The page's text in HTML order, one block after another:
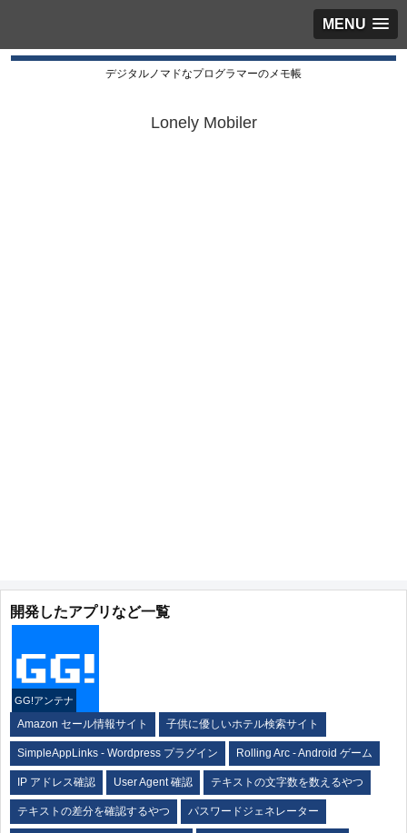
MENU
デジタルノマドなプログラマーのメモ帳
Lonely Mobiler
開発したアプリなど一覧
GG!アンテナ
Amazon セール情報サイト 子供に優しいホテル検索サイト
SimpleAppLinks - Wordpress プラグイン Rolling Arc - Android ゲーム
IP アドレス確認 User Agent 確認 テキストの文字数を数えるやつ
テキストの差分を確認するやつ パスワードジェネレーター